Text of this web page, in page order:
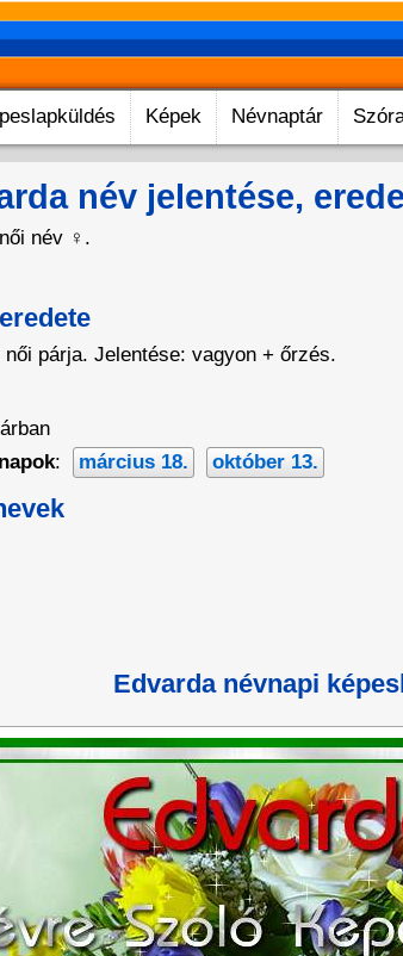
Képek Névnaptár
név jelentése,
név ♀ .
párja. Jelentése: vagyon + őrzés.
: március 18. október 13.
Edvarda névnapi